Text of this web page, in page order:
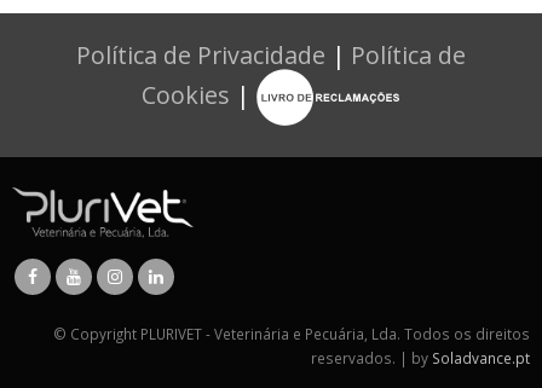
Política de Privacidade | Política de
Cookies |
© Copyright PLURIVET - Veterinária e Pecuária, Lda. Todos os direitos
reservados. | by Soladvance.pt